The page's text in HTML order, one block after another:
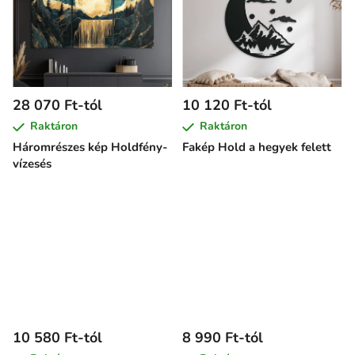
Háromrészes kép Holdfény-
vízesés
28 070 Ft-tól
Raktáron
Fakép Hold a hegyek felett
10 120 Ft-tól
Raktáron
10 580 Ft-tól 8 990 Ft-tól